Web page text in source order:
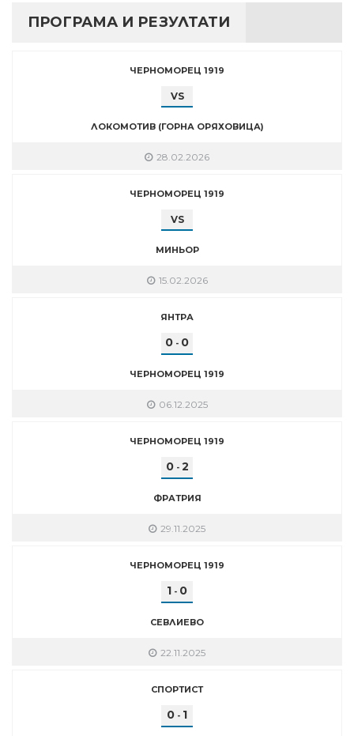
ПРОГРАМА И РЕЗУЛТАТИ
ЧЕРНОМОРЕЦ 1919
VS
ЛОКОМОТИВ (ГОРНА ОРЯХОВИЦА)
28.02.2026
ЧЕРНОМОРЕЦ 1919
VS
МИНЬОР
15.02.2026
ЯНТРА
0 - 0
ЧЕРНОМОРЕЦ 1919
06.12.2025
ЧЕРНОМОРЕЦ 1919
0- 2
ФРАТРИЯ
29.11.2025
ЧЕРНОМОРЕЦ 1919
1 - 0
СЕВЛИЕВО
22.11.2025
СПОРТИСТ
0 - 1